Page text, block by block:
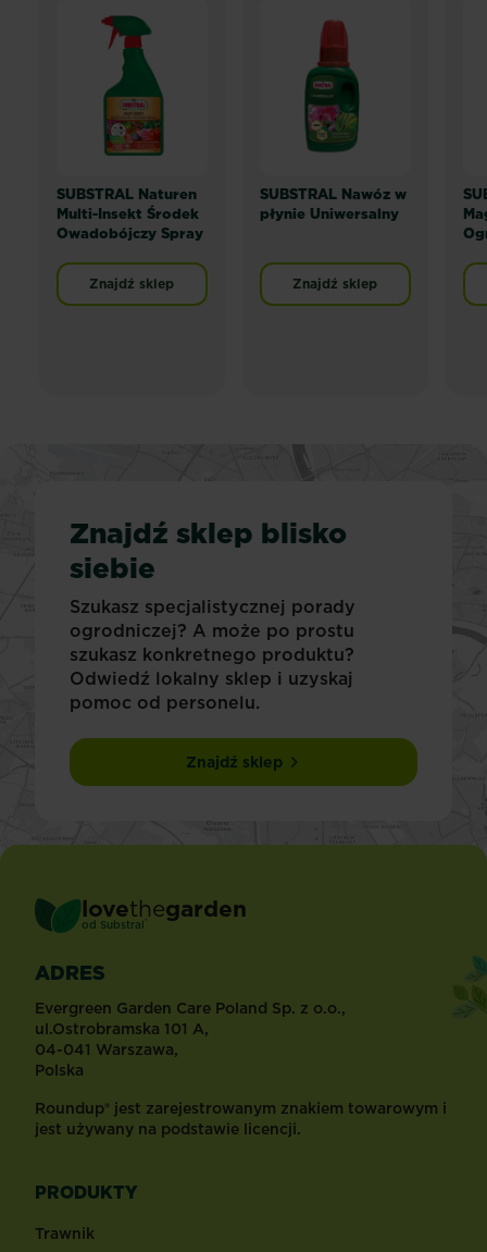
SUBSTRAL Naturen
Multi-Insekt Środek
Owadobójczy Spray
Znajdź sklep
SUBSTRAL Nawóz w
płynie Uniwersalny
Znajdź sklep
Znajdź sklep blisko
siebie
Szukasz specjalistycznej porady
ogrodniczej? A może po prostu
szukasz konkretnego produktu?
Odwiedź lokalny sklep i uzyskaj
pomoc od personelu.
Znajdź sklep
lovethegarden
od Substral ®
ADRES
Evergreen Garden Care Poland Sp. z o.o.,
ul.Ostrobramska 101 A,
04-041 Warszawa,
Polska
Roundup® jest zarejestrowanym znakiem towarowym i
jest używany na podstawie licencji.
PRODUKTY
Trawnik